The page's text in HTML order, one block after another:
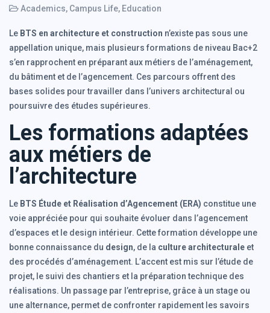
Academics, Campus Life, Education
Le BTS en architecture et construction n’existe pas sous une
appellation unique, mais plusieurs formations de niveau Bac+2
s’en rapprochent en préparant aux métiers de l’aménagement,
du bâtiment et de l’agencement. Ces parcours offrent des
bases solides pour travailler dans l’univers architectural ou
poursuivre des études supérieures.
Les formations adaptées
aux métiers de
l’architecture
Le BTS Étude et Réalisation d’Agencement (ERA) constitue une
voie appréciée pour qui souhaite évoluer dans l’agencement
d’espaces et le design intérieur. Cette formation développe une
bonne connaissance du design, de la culture architecturale et
des procédés d’aménagement. L’accent est mis sur l’étude de
projet, le suivi des chantiers et la préparation technique des
réalisations. Un passage par l’entreprise, grâce à un stage ou
une alternance, permet de confronter rapidement les savoirs